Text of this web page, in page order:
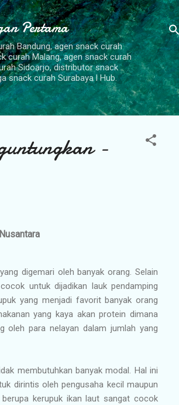
Pertama
Bandung, agen snack curah
curah Malang, agen snack curah
Sidoarjo, distributor snack
snack curah Surabaya l Hub.
-
digemari oleh banyak orang. Selain
untuk dijadikan lauk pendamping
yang menjadi favorit banyak orang
yang kaya akan protein dimana
oleh para nelayan dalam jumlah yang
membutuhkan banyak modal. Hal ini
dirintis oleh pengusaha kecil maupun
kerupuk ikan laut sangat cocok